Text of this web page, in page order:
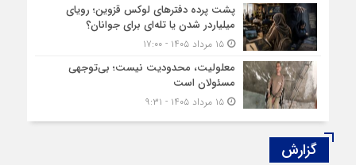
پشت پرده دفترهای لوکس قزوین؛ رویای
میلیاردر شدن یا تله‌ای برای جوانان؟
۱۵ مرداد ۱۴۰۵ - ۱۷:۰۰
معلولیت، محدودیت نیست؛ بی‌توجهی
مسئولان است
۱۵ مرداد ۱۴۰۵ - ۹:۳۱
گزارش‌